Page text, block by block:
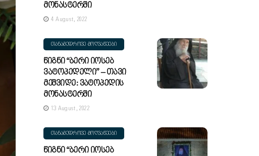
Მონასტერში
4 August, 2022
ᲗᲐᲜᲐᲛᲔᲓᲠᲝᲕᲔ ᲛᲝᲦᲕᲐᲬᲔᲔᲑᲘ
Წიგნი “ბერი Იოსებ
Ვატოპედელი” – Თავი
Მეშვიდე: Ვატოპედის
Მონასტერში
13 August, 2022
ᲗᲐᲜᲐᲛᲔᲓᲠᲝᲕᲔ ᲛᲝᲦᲕᲐᲬᲔᲔᲑᲘ
Წიგნი “ბერი Იოსებ